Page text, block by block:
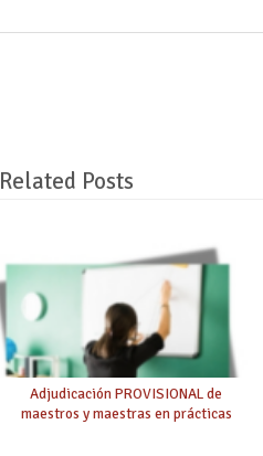
Related Posts
Adjudicación PROVISIONAL de
maestros y maestras en prácticas